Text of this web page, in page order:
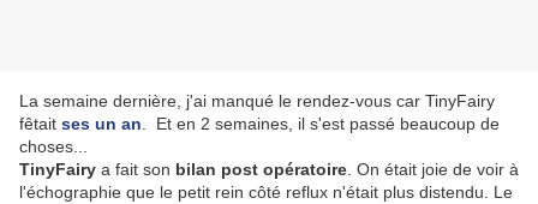
La semaine dernière, j'ai manqué le rendez-vous car TinyFairy
fêtait ses un an . Et en 2 semaines, il s'est passé beaucoup de
choses...
TinyFairy a fait son bilan post opératoire . On était joie de voir à
l'échographie que le petit rein côté reflux n'était plus distendu. Le